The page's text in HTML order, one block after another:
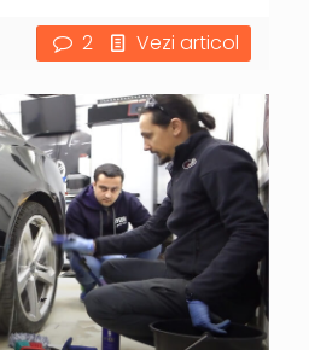
2 Vezi articol